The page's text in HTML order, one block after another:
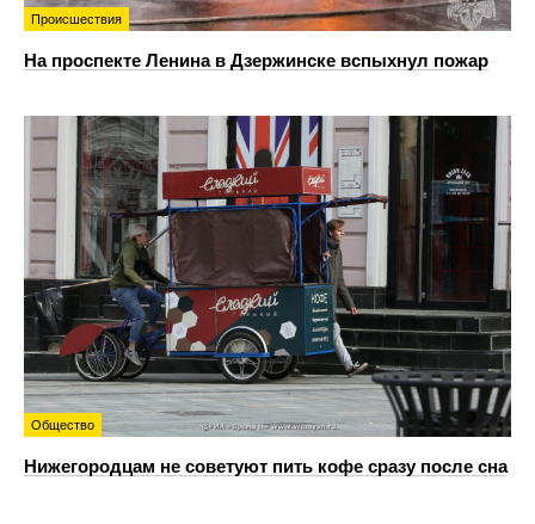
Происшествия
На проспекте Ленина в Дзержинске вспыхнул пожар
Общество
Нижегородцам не советуют пить кофе сразу после сна